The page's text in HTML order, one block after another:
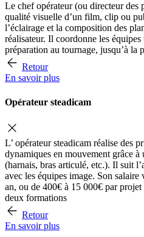
Le chef opérateur (ou directeur des
qualité visuelle d’un film, clip ou
l’éclairage et la composition des
réalisateur. Il coordonne les
préparation au tournage, jusqu’à la
Retour
En savoir plus
Opérateur steadicam
L’ opérateur steadicam réalise des
dynamiques en mouvement grâce à
(harnais, bras articulé, etc.). Il suit
avec les équipes image. Son
an, ou de 400€ à 15 000€ par
deux formations
Retour
En savoir plus